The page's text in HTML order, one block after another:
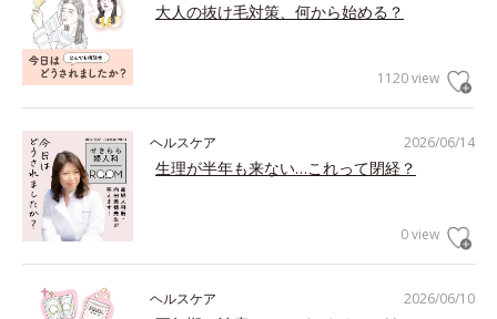
大人の抜け毛対策、何から始める？
1120 view
2026/06/14
ヘルスケア
生理が半年も来ない…これって閉経？
0 view
2026/06/10
ヘルスケア